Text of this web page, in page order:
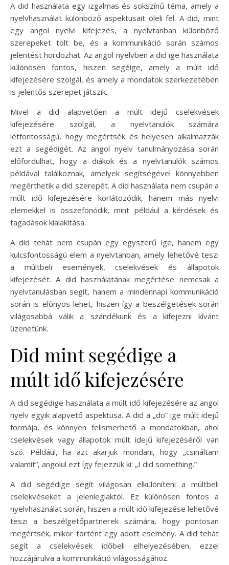
A did használata egy izgalmas és sokszínű téma, amely a
nyelvhasználat különböző aspektusait öleli fel. A did, mint
egy angol nyelvi kifejezés, a nyelvtanban különböző
szerepeket tölt be, és a kommunikáció során számos
jelentést hordozhat. Az angol nyelvben a did ige használata
különösen fontos, hiszen segéige, amely a múlt idő
kifejezésére szolgál, és amely a mondatok szerkezetében
is jelentős szerepet játszik.
Mivel a did alapvetően a múlt idejű cselekvések
kifejezésére szolgál, a nyelvtanulók számára
létfontosságú, hogy megértsék és helyesen alkalmazzák
ezt a segédigét. Az angol nyelv tanulmányozása során
előfordulhat, hogy a diákok és a nyelvtanulók számos
példával találkoznak, amelyek segítségével könnyebben
megérthetik a did szerepét. A did használata nem csupán a
múlt idő kifejezésére korlátozódik, hanem más nyelvi
elemekkel is összefonódik, mint például a kérdések és
tagadások kialakítása.
A did tehát nem csupán egy egyszerű ige, hanem egy
kulcsfontosságú elem a nyelvtanban, amely lehetővé teszi
a múltbeli események, cselekvések és állapotok
kifejezését. A did használatának megértése nemcsak a
nyelvtanulásban segít, hanem a mindennapi kommunikáció
során is előnyös lehet, hiszen így a beszélgetések során
világosabbá válik a szándékunk és a kifejezni kívánt
üzenetünk.
Did mint segédige a
múlt idő kifejezésére
A did segédige használata a múlt idő kifejezésére az angol
nyelv egyik alapvető aspektusa. A did a „do” ige múlt idejű
formája, és könnyen felismerhető a mondatokban, ahol
cselekvések vagy állapotok múlt idejű kifejezéséről van
szó. Például, ha azt akarjuk mondani, hogy „csináltam
valamit”, angolul ezt így fejezzük ki: „I did something.”
A did segédige segít világosan elkülöníteni a múltbeli
cselekvéseket a jelenlegiaktól. Ez különösen fontos a
nyelvhasználat során, hiszen a múlt idő kifejezése lehetővé
teszi a beszélgetőpartnerek számára, hogy pontosan
megértsék, mikor történt egy adott esemény. A did tehát
segít a cselekvések időbeli elhelyezésében, ezzel
hozzájárulva a kommunikáció világosságához.